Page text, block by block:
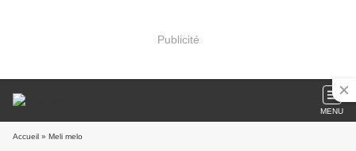
Publicité
MENU
Accueil » Meli melo